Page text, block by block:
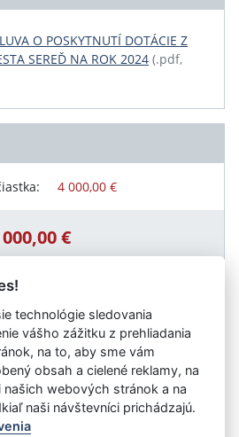
O POSKYTNUTÍ DOTÁCIE Z
SEREĎ NA ROK 2024 (.pdf,
4 000,00 €
€
Mesto Sereď
technológie sledovania
vášho zážitku z prehliadania
na to, aby sme vám
obsah a cielené reklamy, na
webových stránok a na
naši návštevníci prichádzajú.